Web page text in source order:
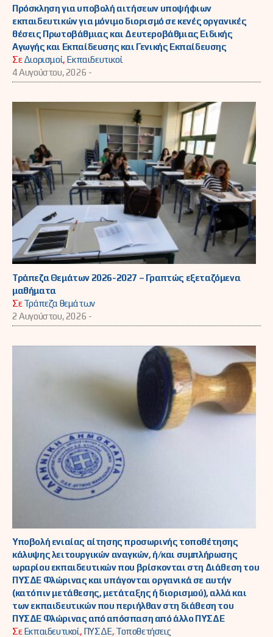
Πρόσκληση για υποβολή αιτήσεων υποψήφιων
εκπαιδευτικών για μόνιμο διορισμό σε κενές οργανικές
θέσεις Πρωτοβάθμιας και Δευτεροβάθμιας Ειδικής
Αγωγής και Εκπαίδευσης και Γενικής Εκπαίδευσης
ΣεΔιορισμοί, Εκπαιδευτικοί
4 Αυγούστου, 2026 -
Τράπεζα Θεμάτων 2026-2027 – Γραπτώς εξεταζόμενα
μαθήματα
ΣεΤράπεζα θεμάτων
2 Αυγούστου, 2026 -
Υποβολή ενιαίας αίτησης προσωρινής τοποθέτησης
κάλυψης λειτουργικών αναγκών, ή/και συμπλήρωσης
ωραρίου εκπαιδευτικών που βρίσκονται στη Διάθεση του
ΠΥΣΔΕ Φλώρινας και υπάγονται οργανικά σε αυτήν
(κατόπιν μετάθεσης, μετάταξης ή διορισμού), αλλά και
των εκπαιδευτικών που περιήλθαν στη διάθεση του
ΠΥΣΔΕ Φλώρινας από απόσπαση από άλλο ΠΥΣΔΕ
ΣεΕκπαιδευτικοί, ΠΥΣΔΕ, Τοποθετήσεις